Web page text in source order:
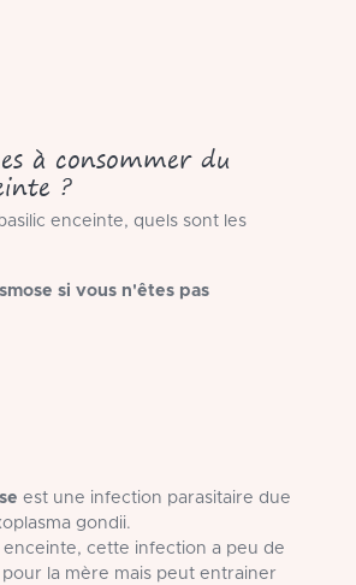
à consommer du
?
enceinte, quels sont les
si vous n'êtes pas
est une infection parasitaire due
gondii.
enceinte, cette infection a peu de
la mère mais peut entrainer